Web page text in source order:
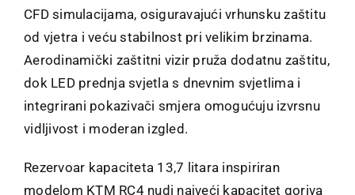
CFD simulacijama, osiguravajući vrhunsku zaštitu
od vjetra i veću stabilnost pri velikim brzinama.
Aerodinamički zaštitni vizir pruža dodatnu zaštitu,
dok LED prednja svjetla s dnevnim svjetlima i
integrirani pokazivači smjera omogućuju izvrsnu
vidljivost i moderan izgled.
Rezervoar kapaciteta 13,7 litara inspiriran
modelom KTM RC4 nudi najveći kapacitet goriva